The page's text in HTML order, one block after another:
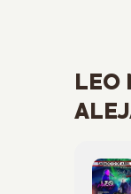
LEO